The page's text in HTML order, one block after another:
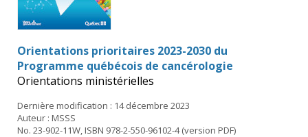
Orientations prioritaires 2023-2030 du
Programme québécois de cancérologie
Orientations ministérielles
Dernière modification : 14 décembre 2023
Auteur : MSSS
No. 23-902-11W, ISBN 978-2-550-96102-4 (version PDF)